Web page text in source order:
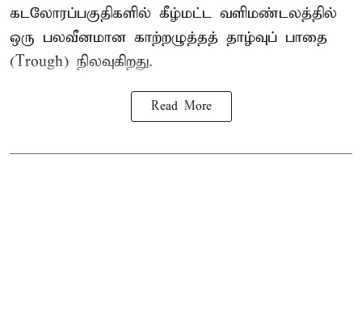
கடலோரப்பகுதிகளில் கீழ்மட்ட வளிமண்டலத்தில்
ஒரு பலவீனமான காற்றழுத்தத் தாழ்வுப் பாதை
(Trough) நிலவுகிறது.
Read More